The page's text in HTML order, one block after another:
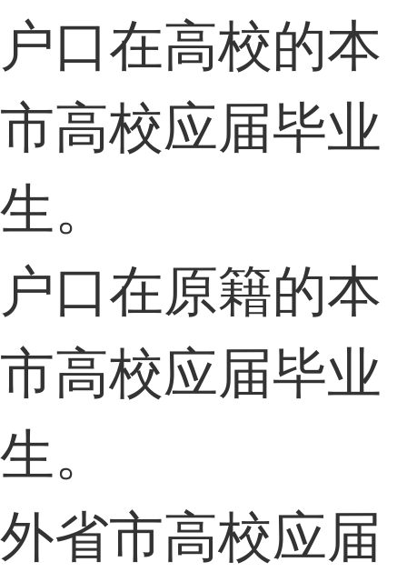
户口在高校的本
市高校应届毕业
生。
户口在原籍的本
市高校应届毕业
生。
外省市高校应届